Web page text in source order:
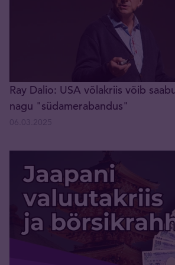
Ray Dalio: USA võlakriis võib
nagu "südamerabandus"